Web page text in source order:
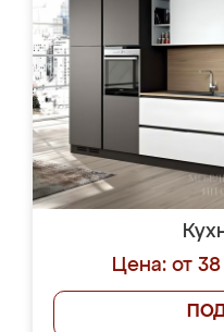
Цена: от